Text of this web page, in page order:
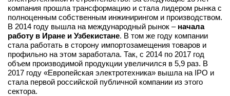
Вход
компания прошла трансформацию и стала лидером рынка с
полноценным собственным инжинирингом и производством.
В 2014 году вышла на международный рынок – начала
работу в Иране и Узбекистане. В том же году компании
стала работать в сторону импортозамещения товаров и
профильно на этом заработала. Так, с 2014 по 2017 год
объем производимой продукции увеличился в 5,9 раз. В
2017 году «Европейская электротехника» вышла на IPO и
стала первой российской публичной компании из этого
сектора.